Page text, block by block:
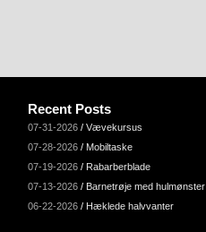
Recent Posts
07-31-2026 / Vævekursus
07-28-2026 / Mobiltaske
07-19-2026 / Rabarberblade
07-13-2026 / Barnetrøje med hulmønster
06-22-2026 / Hæklede halvvanter